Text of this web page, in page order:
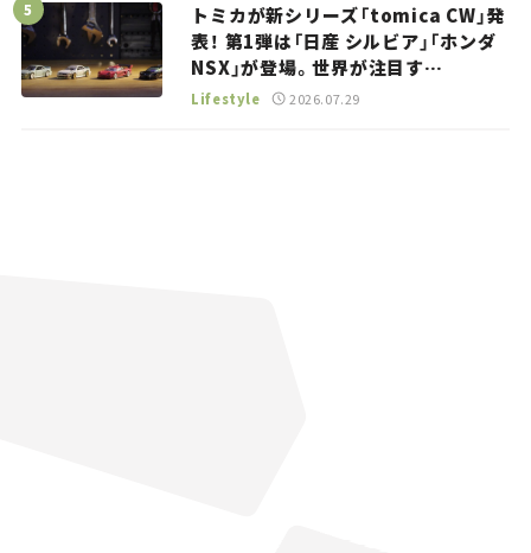
トミカが新シリーズ「tomica CW」発
表！ 第1弾は「日産 シルビア」「ホンダ
NSX」が登場。世界が注目す
る“JDM”に焦点【クルマとホビー】
Lifestyle 2026.07.29